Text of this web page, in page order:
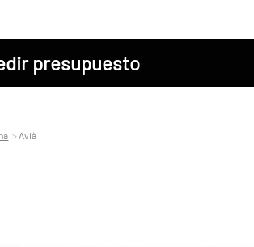
presupuesto
Avià